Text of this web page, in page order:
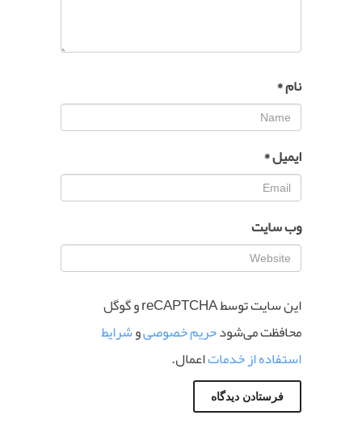
نام*
ایمیل*
وب‌ سایت
این سایت توسط reCAPTCHA و گوگل
محافظت می‌شودحریم خصوصیوشرایط
استفاده از خدماتاعمال.